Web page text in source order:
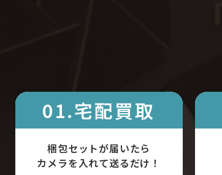
01.宅配買取
梱包セットが届いたら
カメラを入れて送るだけ！